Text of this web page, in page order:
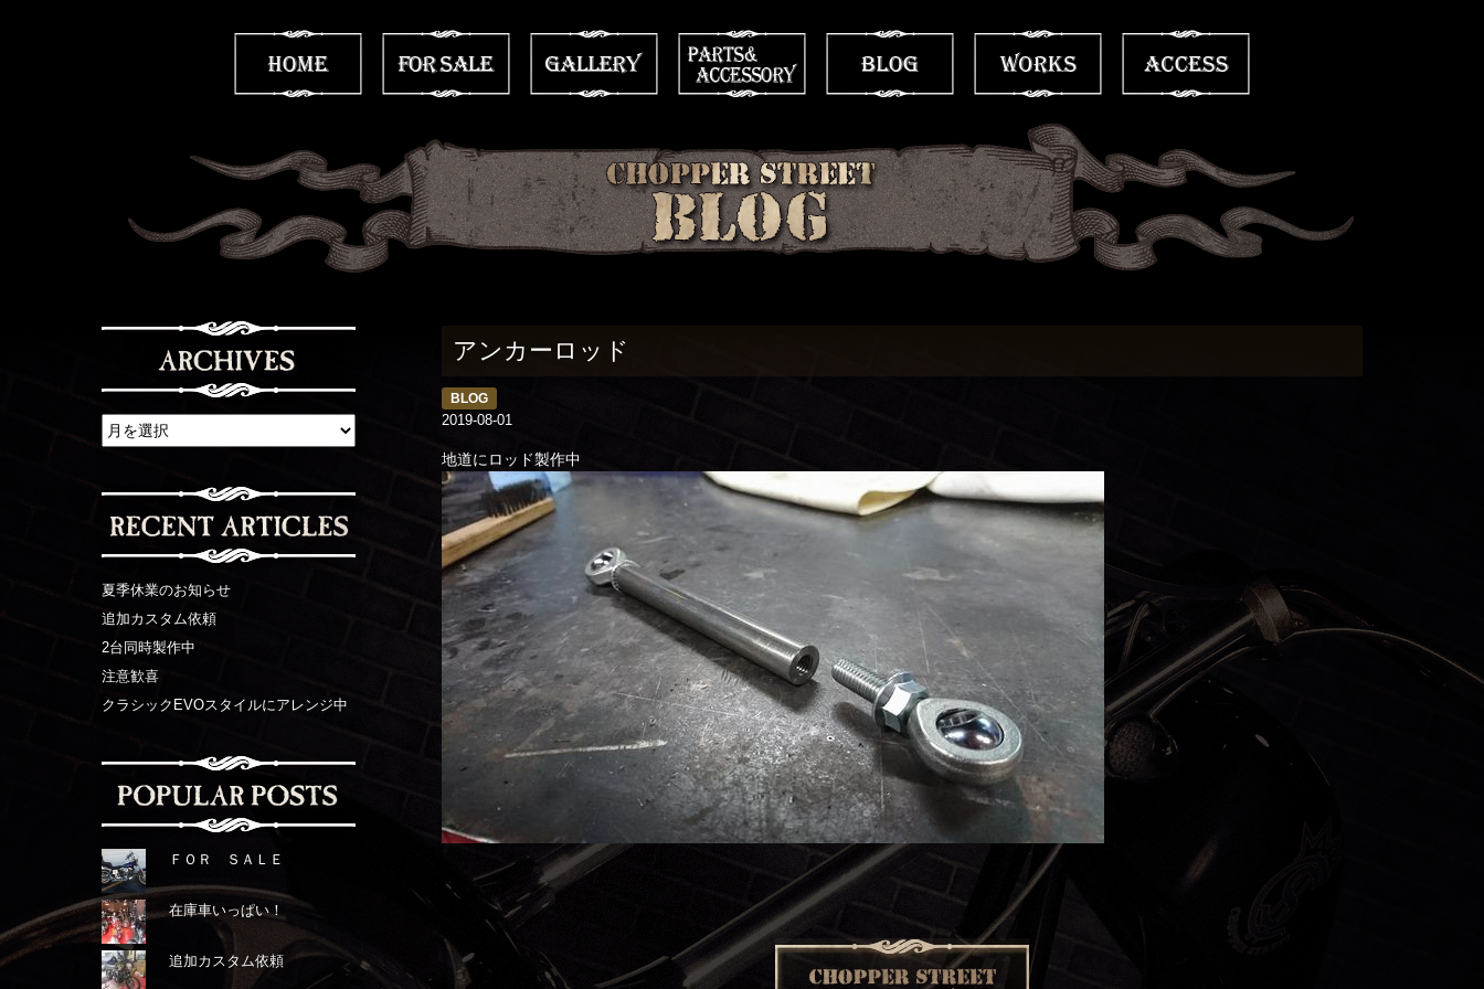
夏季休業のお知らせ
追加カスタム依頼
2台同時製作中
注意歓喜
クラシックEVOスタイルにアレンジ中
ＦＯＲ ＳＡＬＥ
在庫車いっぱい！
追加カスタム依頼
アンカーロッド
BLOG
2019-08-01
地道にロッド製作中